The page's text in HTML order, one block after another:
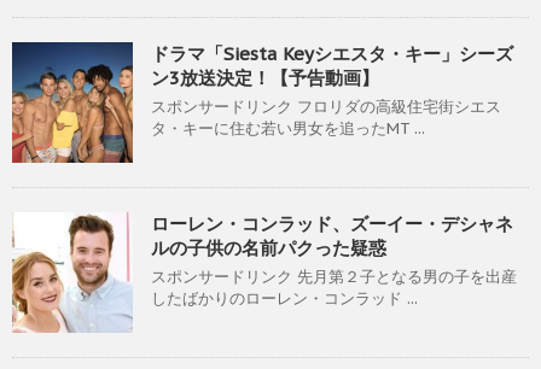
ドラマ「Siesta Keyシエスタ・キー」シーズ
ン3放送決定！【予告動画】
スポンサードリンク フロリダの高級住宅街シエス
タ・キーに住む若い男女を追ったMT ...
ローレン・コンラッド、ズーイー・デシャネ
ルの子供の名前パクった疑惑
スポンサードリンク 先月第２子となる男の子を出産
したばかりのローレン・コンラッド ...